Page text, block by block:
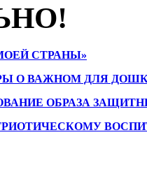
СТРАНЫ»
О ВАЖНОМ ДЛЯ
ОБРАЗА